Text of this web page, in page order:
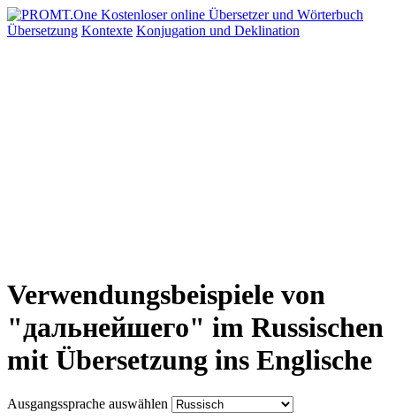
Übersetzung Kontexte Konjugation und Deklination
Verwendungsbeispiele von
"дальнейшего" im Russischen
mit Übersetzung ins Englische
Ausgangssprache auswählen